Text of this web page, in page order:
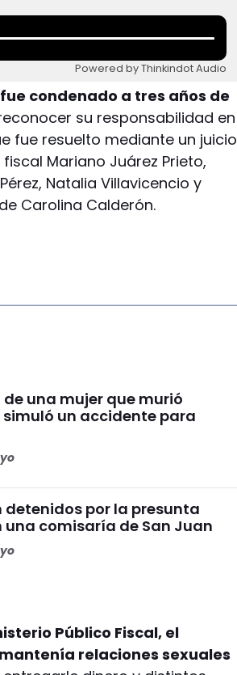
Powered by Thinkindot Audio
condenado a tres años de
su responsabilidad en
fue resuelto mediante un juicio
Mariano Juárez Prieto,
Natalia Villavicencio y
Carolina Calderón.
una mujer que murió
un accidente para
por la presunta
una comisaría de San Juan
Público Fiscal, el
relaciones sexuales